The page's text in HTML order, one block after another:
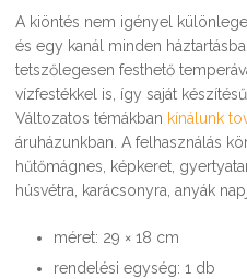
A kiöntés nem igényel
és egy kanál minden
tetszőlegesen festhető
vízfestékkel is, így saját
Változatos témákban kínálunk
áruházunkban. A felhasználás
hűtőmágnes, képkeret,
húsvétra, karácsonyra, anyák
méret: 29 × 18 cm
rendelési egység: 1 db